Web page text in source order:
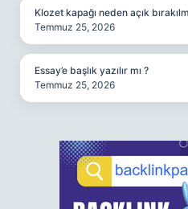
Klozet kapağı neden açık
Temmuz 25, 2026
Essay’e başlık yazılır mı ?
Temmuz 25, 2026